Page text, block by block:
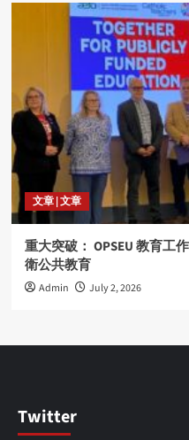
文章 | 文章
重大突破： OPSEU 教育工
衛公共教育
Admin July 2, 2026
Twitter